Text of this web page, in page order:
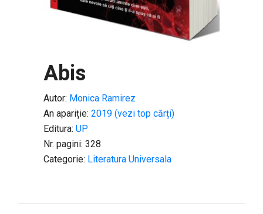
Abis
Autor: Monica Ramirez
An apariție: 2019 (vezi top cărți)
Editura: UP
Nr. pagini: 328
Categorie: Literatura Universala